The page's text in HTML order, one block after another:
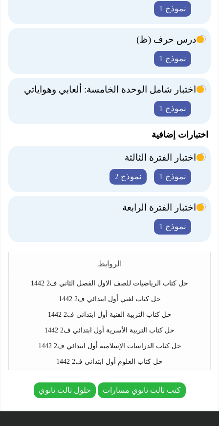
نموذج 1
درس حرف (ظ)
نموذج 1
اختبار شامل الوحدة الخامسة: ألعابي وهواياتي
نموذج 1
اختبارات إضافية
اختبار الفترة الثالثة
نموذج 1 نموذج 2
اختبار الفترة الرابعة
نموذج 1
الروابط
حل كتاب الرياضيات للصف الاول الفصل الثاني ف2 1442
حل كتاب لغتي أول ابتدائي ف2 1442
حل كتاب التربية الفنية أول ابتدائي ف2 1442
حل كتاب التربية الأسرية أول ابتدائي ف2 1442
حل كتاب الدراسات الإسلامية أول ابتدائي ف2 1442
حل كتاب العلوم أول ابتدائي ف2 1442
كتب ثالث ثانوي مسارات حلول ثالث ثانوي